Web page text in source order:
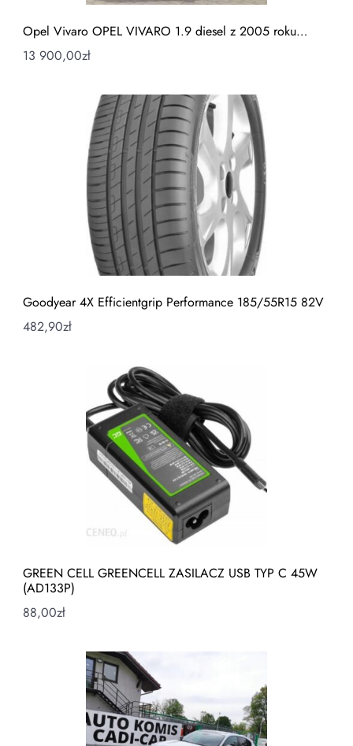
Opel Vivaro OPEL VIVARO 1.9 diesel z 2005 roku…
13 900,00zł
Goodyear 4X Efficientgrip Performance 185/55R15 82V
482,90zł
GREEN CELL GREENCELL ZASILACZ USB TYP C 45W
(AD133P)
88,00zł